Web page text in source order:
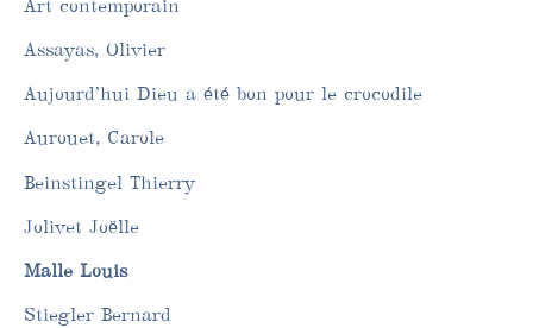
Art contemporain
Assayas, Olivier
Aujourd’hui Dieu a été bon pour le crocodile
Aurouet, Carole
Beinstingel Thierry
Jolivet Joëlle
Malle Louis
Stiegler Bernard